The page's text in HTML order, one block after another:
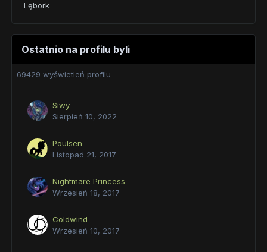
Lębork
Ostatnio na profilu byli
69429 wyświetleń profilu
Siwy
Sierpień 10, 2022
Poulsen
Listopad 21, 2017
Nightmare Princess
Wrzesień 18, 2017
Coldwind
Wrzesień 10, 2017